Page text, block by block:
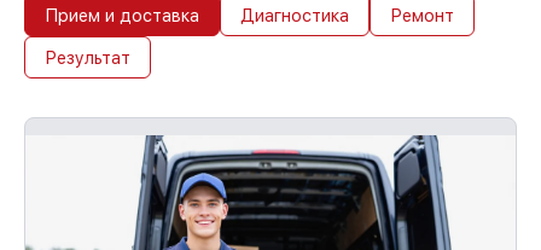
Прием и доставка Диагностика Ремонт
Результат